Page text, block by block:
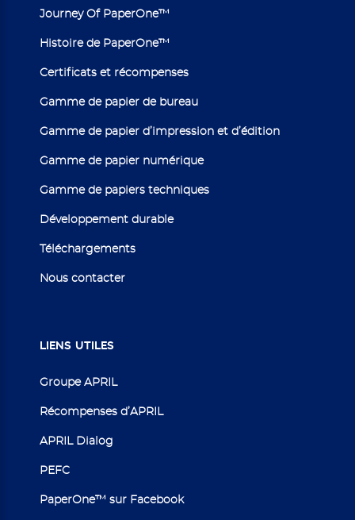
Journey Of PaperOne™
Histoire de PaperOne™
Certificats et récompenses
Gamme de papier de bureau
Gamme de papier d’impression et d’édition
Gamme de papier numérique
Gamme de papiers techniques
Développement durable
Téléchargements
Nous contacter
LIENS UTILES
Groupe APRIL
Récompenses d’APRIL
APRIL Dialog
PEFC
PaperOne™ sur Facebook